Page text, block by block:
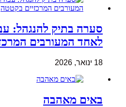
סערה בתיק להנגהל:
לאחד המעורבים
18 ינואר, 2026
באים מאהבה